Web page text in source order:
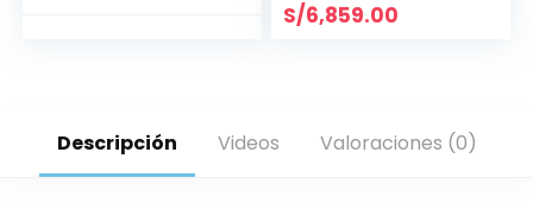
S/6,859.00
Descripción Videos Valoraciones (0)